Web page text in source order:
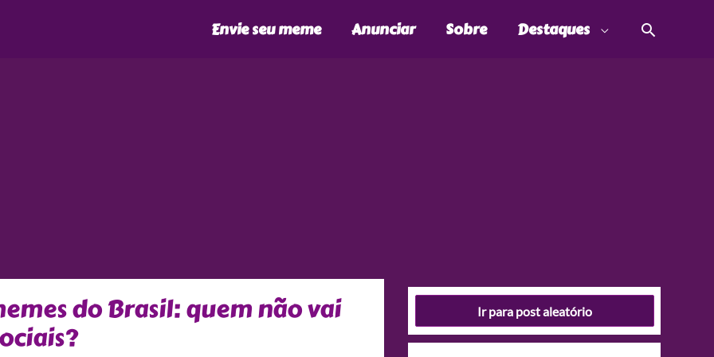
Envie seu meme Anunciar Sobre Destaques
do Brasil: quem não vai Ir para post aleatório